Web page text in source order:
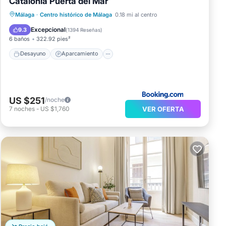
Málaga · Centro histórico de Málaga 0.18 mi al centro
9.3 Excepcional(1394 Reseñas)
6 baños 322.92 pies²
Desayuno Aparcamiento
Desayuno
Aparcamiento
Aire acondicionado
US $251/noche
7 noches - US $1,760 VER OFERTA